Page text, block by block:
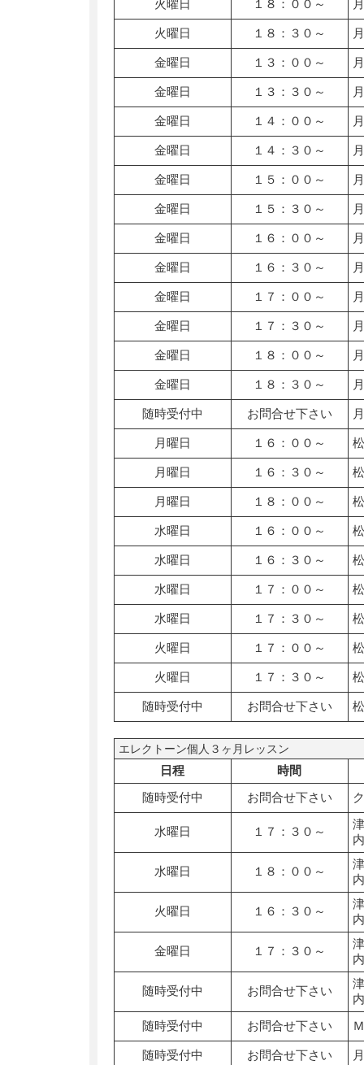
火曜日 １８：００～
火曜日 １８：３０～
金曜日 １３：００～
金曜日 １３：３０～
金曜日 １４：００～
金曜日 １４：３０～
金曜日 １５：００～
金曜日 １５：３０～
金曜日 １６：００～
金曜日 １６：３０～
金曜日 １７：００～
金曜日 １７：３０～
金曜日 １８：００～
金曜日 １８：３０～
随時受付中 お問合せ下さい
月曜日 １６：００～
月曜日 １６：３０～
月曜日 １８：００～
水曜日 １６：００～
水曜日 １６：３０～
水曜日 １７：００～
水曜日 １７：３０～
火曜日 １７：００～
火曜日 １７：３０～
随時受付中 お問合せ下さい
エレクトーン個人３ヶ月レッスン
日程
時間
随時受付中
お問合せ下さい
水曜日 １７：３０～
水曜日 １８：００～
火曜日 １６：３０～
金曜日 １７：３０～
随時受付中 お問合せ下さい
随時受付中
お問合せ下さい
随時受付中 お問合せ下さい